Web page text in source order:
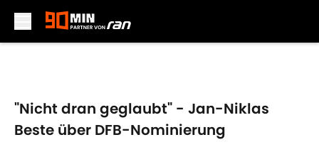
"Nicht dran geglaubt" - Jan-Niklas
Beste über DFB-Nominierung